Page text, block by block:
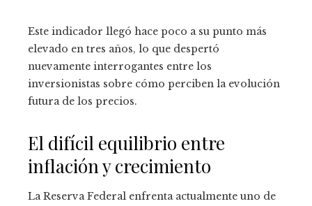
Este indicador llegó hace poco a su punto más
elevado en tres años, lo que despertó
nuevamente interrogantes entre los
inversionistas sobre cómo perciben la evolución
futura de los precios.
El difícil equilibrio entre
inflación y crecimiento
La Reserva Federal enfrenta actualmente uno de